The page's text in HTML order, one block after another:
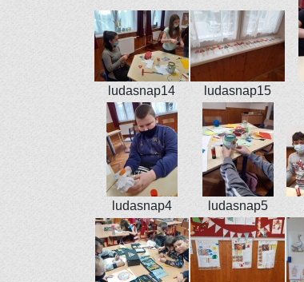
ludasnap14 ludasnap15
ludasnap4 ludasnap5